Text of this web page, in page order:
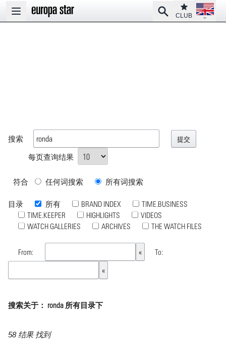
Open main menu
SearchClub
CLUB
Open
搜索
每页查询结果
符合 任何词搜索 所有词搜索
目录 所有 BRAND INDEX
TIME.BUSINESS
TIME.KEEPER
HIGHLIGHTS
VIDEOS
WATCH GALLERIES
ARCHIVES THE WATCH FILES
From: To:
搜索关于： ronda 所有目录下
58 结果 找到